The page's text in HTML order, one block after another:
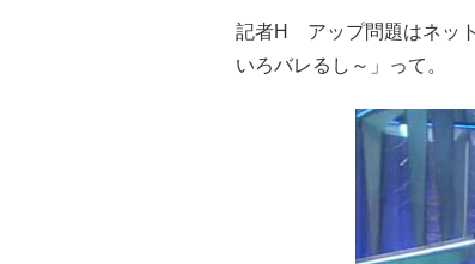
記者H アップ問題はネッ
いろバレるし～」って。